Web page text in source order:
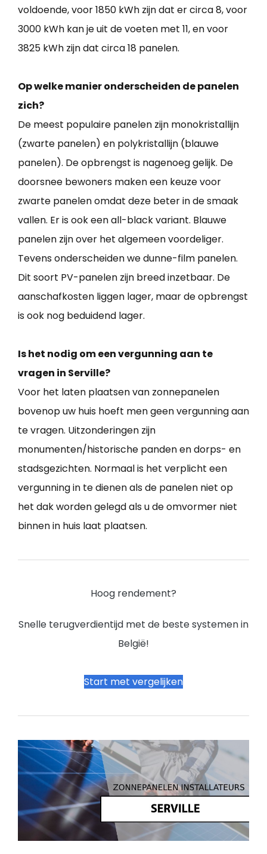
voldoende, voor 1850 kWh zijn dat er circa 8, voor
3000 kWh kan je uit de voeten met 11, en voor
3825 kWh zijn dat circa 18 panelen.
Op welke manier onderscheiden de panelen
zich?
De meest populaire panelen zijn monokristallijn
(zwarte panelen) en polykristallijn (blauwe
panelen). De opbrengst is nagenoeg gelijk. De
doorsnee bewoners maken een keuze voor
zwarte panelen omdat deze beter in de smaak
vallen. Er is ook een all-black variant. Blauwe
panelen zijn over het algemeen voordeliger.
Tevens onderscheiden we dunne-film panelen.
Dit soort PV-panelen zijn breed inzetbaar. De
aanschafkosten liggen lager, maar de opbrengst
is ook nog beduidend lager.
Is het nodig om een vergunning aan te
vragen in Serville?
Voor het laten plaatsen van zonnepanelen
bovenop uw huis hoeft men geen vergunning aan
te vragen. Uitzonderingen zijn
monumenten/historische panden en dorps- en
stadsgezichten. Normaal is het verplicht een
vergunning in te dienen als de panelen niet op
het dak worden gelegd als u de omvormer niet
binnen in huis laat plaatsen.
Hoog rendement?
Snelle terugverdientijd met de beste systemen in
België!
Start met vergelijken